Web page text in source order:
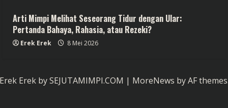
Arti Mimpi Melihat Seseorang Tidur dengan Ular:
Pertanda Bahaya, Rahasia, atau Rezeki?
Erek Erek 8 Mei 2026
Erek by SEJUTAMIMPI.COM | MoreNews by AF